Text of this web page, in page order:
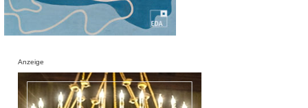
Anzeige